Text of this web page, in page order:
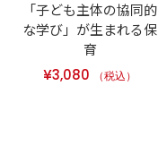
「子ども主体の協同的
な学び」が生まれる保
育
¥3,080 （税込）